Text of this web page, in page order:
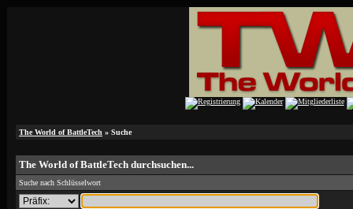
The World of BattleTech » Suche
The World of BattleTech durchsuchen...
Suche nach Schlüsselwort